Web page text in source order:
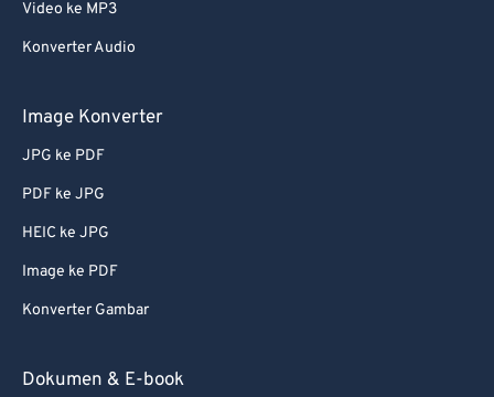
Video ke MP3
Konverter Audio
Image Konverter
JPG ke PDF
PDF ke JPG
HEIC ke JPG
Image ke PDF
Konverter Gambar
Dokumen & E-book